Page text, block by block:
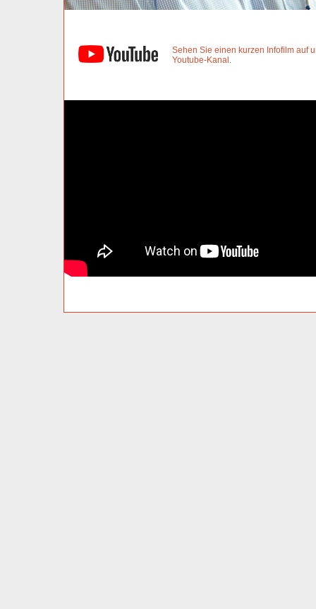
Sehen Sie einen kurzen Infofilm auf
Youtube-Kanal.